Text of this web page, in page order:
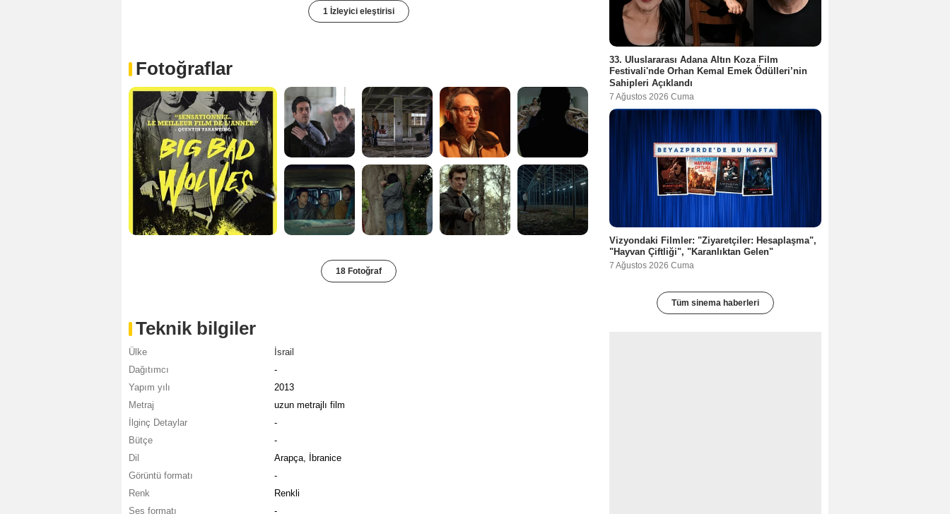
1 İzleyici eleştirisi
Fotoğraflar
18 Fotoğraf
Teknik bilgiler
Ülke
İsrail
Dağıtımcı
-
Yapım yılı
2013
Metraj
uzun metrajlı film
İlginç Detaylar
-
Bütçe
-
Dil
Arapça, İbranice
Görüntü formatı
-
Renk
Renkli
Ses formatı
-
33. Uluslararası Adana Altın Koza Film
Festivali'nde Orhan Kemal Emek Ödülleri’nin
Sahipleri Açıklandı
7 Ağustos 2026 Cuma
Vizyondaki Filmler: "Ziyaretçiler: Hesaplaşma",
"Hayvan Çiftliği", "Karanlıktan Gelen"
7 Ağustos 2026 Cuma
Tüm sinema haberleri